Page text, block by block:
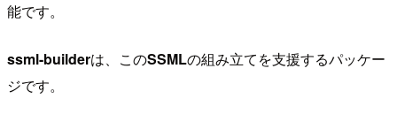
能です。
ssml-builderは、このSSMLの組み立てを支援するパッケー
ジです。